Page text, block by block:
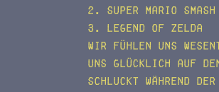
2. Super Mario
3. Legend of Zelda
Wir fühlen uns
uns glücklich auf
schluckt während